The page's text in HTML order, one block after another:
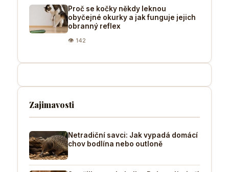
Proč se kočky někdy leknou
obyčejné okurky a jak funguje jejich
obranný reflex
👁 142
Zajimavosti
Netradiční savci: Jak vypadá domácí
chov bodlína nebo outloně